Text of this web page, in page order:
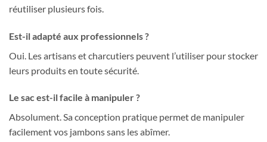
réutiliser plusieurs fois.
Est-il adapté aux professionnels ?
Oui. Les artisans et charcutiers peuvent l’utiliser pour stocker
leurs produits en toute sécurité.
Le sac est-il facile à manipuler ?
Absolument. Sa conception pratique permet de manipuler
facilement vos jambons sans les abîmer.